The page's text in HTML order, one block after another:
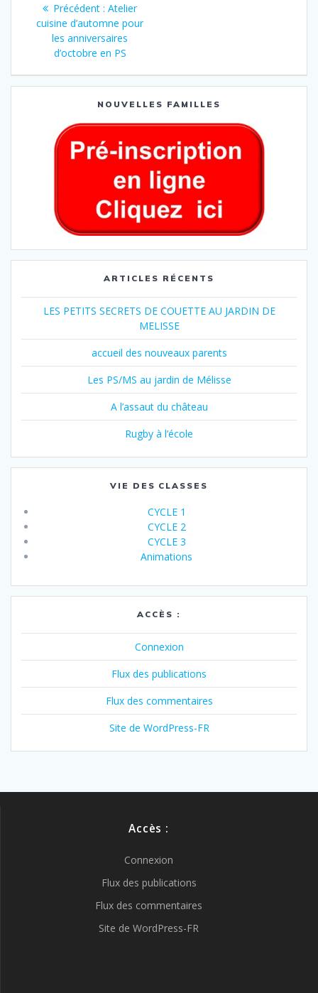
Précédent : Atelier
cuisine d’automne pour
les anniversaires
d’octobre en PS
NOUVELLES FAMILLES
ARTICLES RÉCENTS
LES PETITS SECRETS DE COUETTE AU JARDIN DE
MELISSE
accueil des nouveaux parents
Les PS/MS au jardin de Mélisse
A l’assaut du château
Rugby à l’école
VIE DES CLASSES
CYCLE 1
CYCLE 2
CYCLE 3
Animations
ACCÈS :
Connexion
Flux des publications
Flux des commentaires
Site de WordPress-FR
Accès :
Connexion
Flux des publications
Flux des commentaires
Site de WordPress-FR